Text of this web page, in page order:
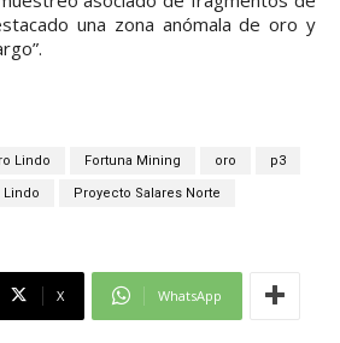
una zona anómala de oro y
Lindo Fortuna Mining oro p3
Lindo Proyecto Salares Norte
X WhatsApp